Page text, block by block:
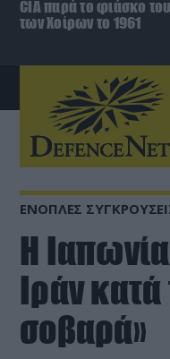
CIA παρά το φιάσκο
των Χοίρων το 1961
ΕΝΟΠΛΕΣ
Η
Ιράν
σοβαρά»